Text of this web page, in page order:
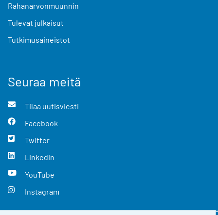
Rahanarvonmuunnin
Tulevat julkaisut
Tutkimusaineistot
Seuraa meitä
Tilaa uutisviesti
Facebook
Twitter
LinkedIn
YouTube
Instagram